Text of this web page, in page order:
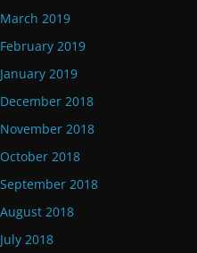
March 2019
February 2019
January 2019
December 2018
November 2018
October 2018
September 2018
August 2018
July 2018